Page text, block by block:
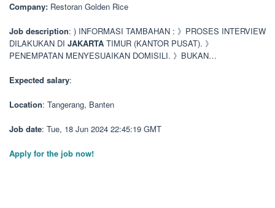
Company: Restoran Golden Rice
Job description: ) INFORMASI TAMBAHAN : 》PROSES INTERVIEW
DILAKUKAN DI JAKARTA TIMUR (KANTOR PUSAT). 》
PENEMPATAN MENYESUAIKAN DOMISILI. 》BUKAN…
Expected salary:
Location: Tangerang, Banten
Job date: Tue, 18 Jun 2024 22:45:19 GMT
Apply for the job now!